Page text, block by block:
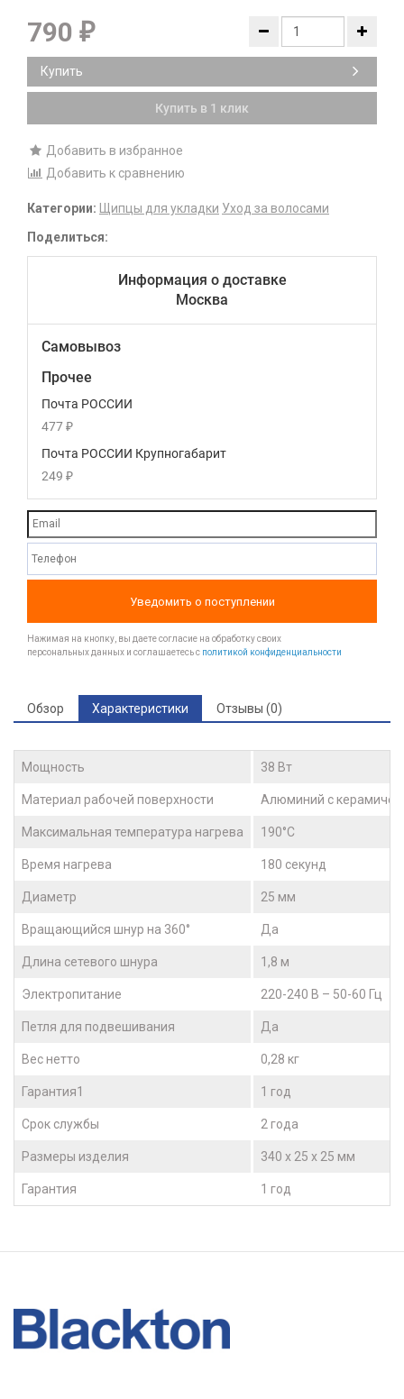
790 ₽
Купить
Купить в 1 клик
Добавить в избранное
Добавить к сравнению
Категории: Щипцы для укладки Уход за волосами
Поделиться:
Информация о доставке
Москва
Самовывоз
Прочее
Почта РОССИИ
477 ₽
Почта РОССИИ Крупногабарит
249 ₽
Уведомить о поступлении
Нажимая на кнопку, вы даете согласие на обработку своих
персональных данных и соглашаетесь с политикой конфиденциальности
Обзор Характеристики Отзывы (0)
Мощность 38 Вт
Материал рабочей поверхности Алюминий с
Максимальная температура нагрева 190°С
Время нагрева 180 секунд
Диаметр 25 мм
Вращающийся шнур на 360° Да
Длина сетевого шнура 1,8 м
Электропитание 220-240 В – 50-60 Гц
Петля для подвешивания Да
Вес нетто 0,28 кг
Гарантия1 1 год
Срок службы 2 года
Размеры изделия 340 х 25 х 25 мм
Гарантия 1 год